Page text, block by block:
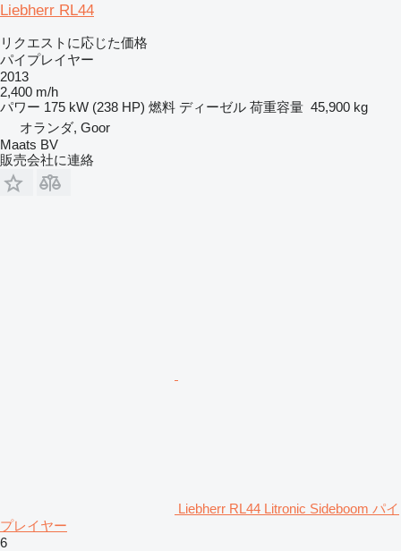
Liebherr RL44
リクエストに応じた価格
パイプレイヤー
2013
2,400 m/h
パワー 175 kW (238 HP) 燃料 ディーゼル 荷重容量 45,900 kg
オランダ, Goor
Maats BV
販売会社に連絡
Liebherr RL44 Litronic Sideboom パイ
プレイヤー
6